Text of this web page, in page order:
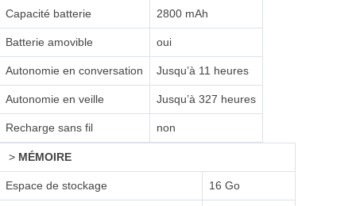
Capacité batterie 2800 mAh
Batterie amovible oui
Autonomie en conversation Jusqu’à 11 heures
Autonomie en veille Jusqu’à 327 heures
Recharge sans fil non
> MÉMOIRE
Espace de stockage 16 Go